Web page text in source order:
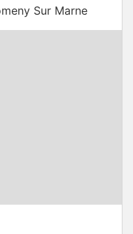
Sur Marne